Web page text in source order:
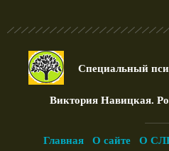
Специальный
Виктория Навицкая.
Главная О сайте О